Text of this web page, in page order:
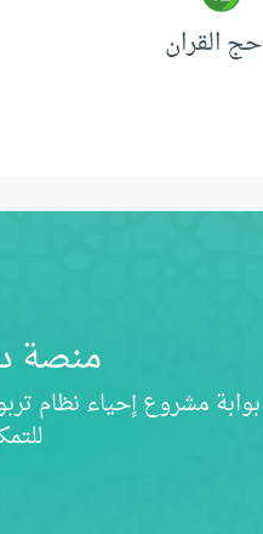
حج القران
منصة
بوابة مشروع إحياء نظام